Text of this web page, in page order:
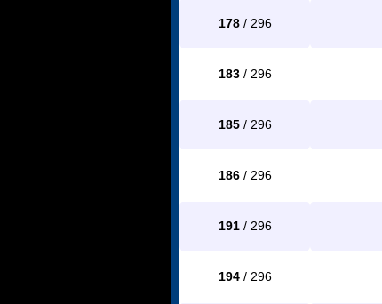
178/ 296
183/ 296
185/ 296
186/ 296
191/ 296
194/ 296